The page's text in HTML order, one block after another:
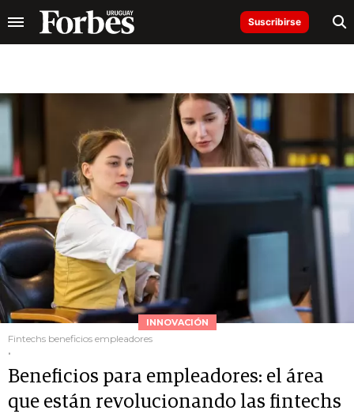
Suscribirse
INNOVACIÓN
Fintechs beneficios empleadores
.
Beneficios para empleadores: el área
que están revolucionando las fintechs